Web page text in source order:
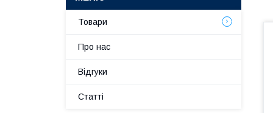
Товари
Про нас
Відгуки
Статті